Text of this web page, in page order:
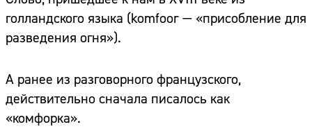
голландского языка (komfoor — «присобление для
разведения огня»).
А ранее из разговорного французского,
действительно сначала писалось как
«комфорка».